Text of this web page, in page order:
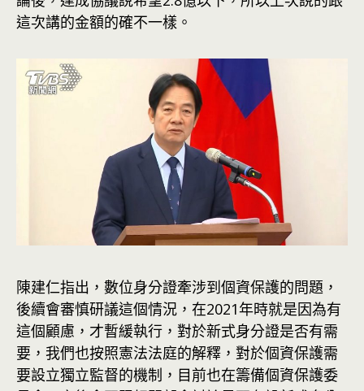
這次講的金額的確不一樣。
陳建仁指出，數位身分證牽涉到個資保護的問題，
後續會審慎研議這個情況，在2021年時就是因為有
這個顧慮，才暫緩執行，對於新式身分證是否有需
要，我們也按照憲法法庭的解釋，對於個資保護需
要設立獨立監督的機制，目前也在籌備個資保護委